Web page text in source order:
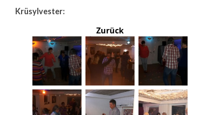
Krüsylvester:
Zurück